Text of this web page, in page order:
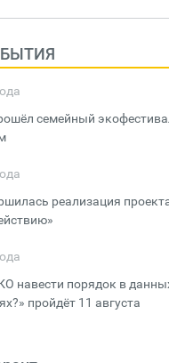
семейный
реализация
навести порядок в
пройдёт 11 августа